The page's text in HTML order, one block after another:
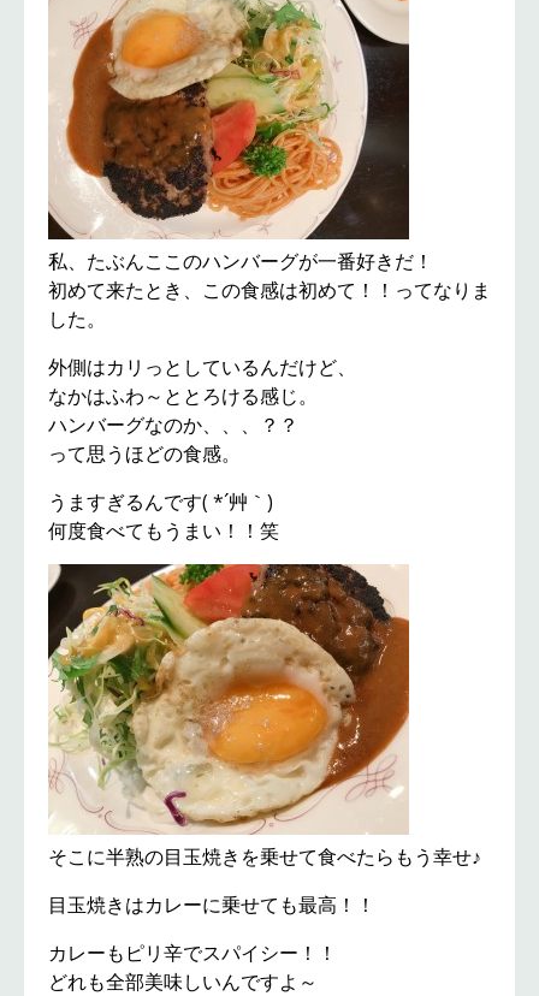
私、たぶんここのハンバーグが一番好きだ！
初めて来たとき、この食感は初めて！！ってなりま
した。
外側はカリっとしているんだけど、
なかはふわ～ととろける感じ。
ハンバーグなのか、、、？？
って思うほどの食感。
うますぎるんです( *´艸｀)
何度食べてもうまい！！笑
そこに半熟の目玉焼きを乗せて食べたらもう幸せ♪
目玉焼きはカレーに乗せても最高！！
カレーもピリ辛でスパイシー！！
どれも全部美味しいんですよ～